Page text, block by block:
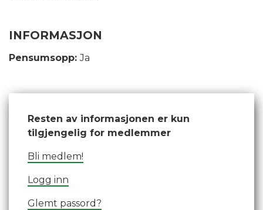
INFORMASJON
Pensumsopp:Ja
Resten av informasjonen er kun
tilgjengelig for medlemmer
Bli medlem!
Logg inn
Glemt passord?